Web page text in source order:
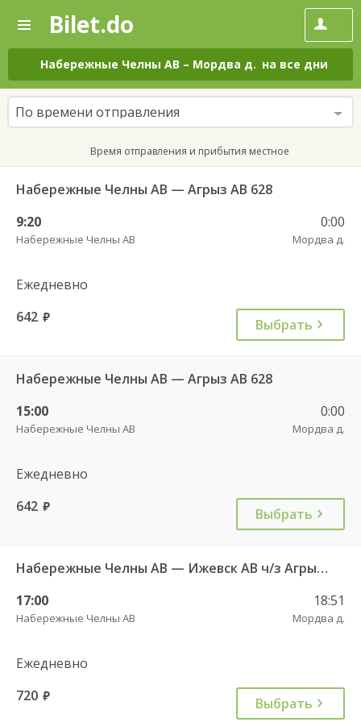
—
Поиск
и
покупка
билетов
на
автобус
онлайн
Bilet.do
Набережные Челны АВ – Мордва д. на все дни
По времени отправления
Время отправления и прибытия местное
Набережные Челны АВ — Агрыз АВ 628
9:20
Набережные Челны АВ
0:00
Мордва д.
Ежедневно
642 руб. Выбрать
Набережные Челны АВ — Агрыз АВ 628
15:00
Набережные Челны АВ
0:00
Мордва д.
Ежедневно
642 руб. Выбрать
Набережные Челны АВ — Ижевск АВ ч/з Агрыз АВ 627
17:00
Набережные Челны АВ
18:51
Мордва д.
Ежедневно
720 руб. Выбрать